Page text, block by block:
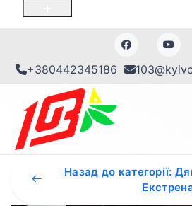
+380442345186
Назад до категорії: